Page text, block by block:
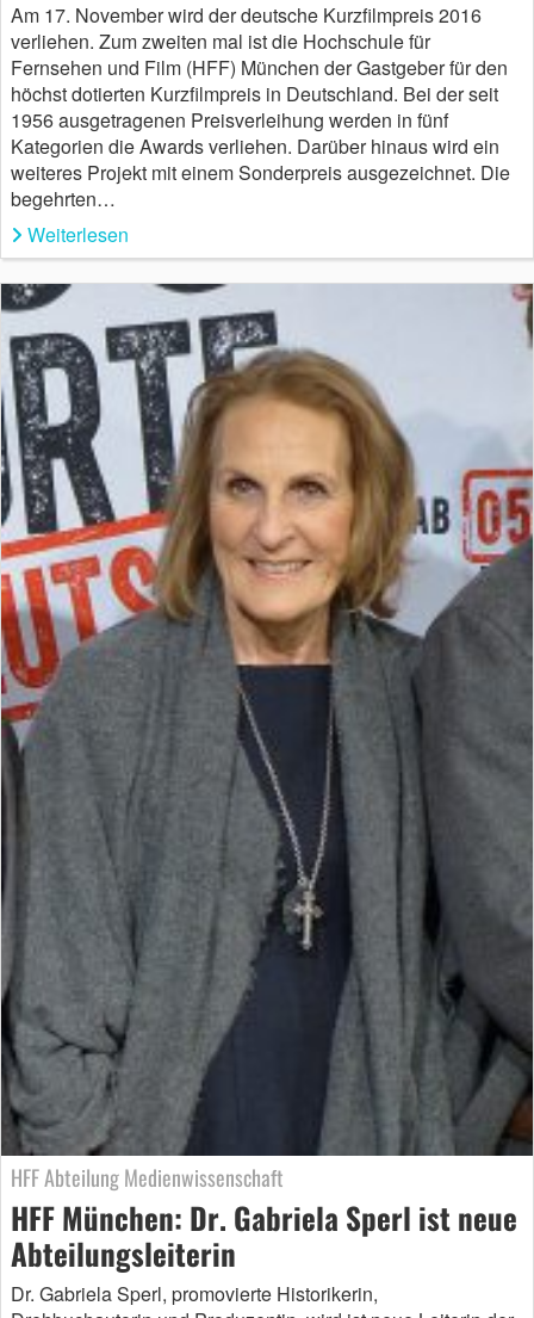
Am 17. November wird der deutsche Kurzfilmpreis 2016
verliehen. Zum zweiten mal ist die Hochschule für
Fernsehen und Film (HFF) München der Gastgeber für den
höchst dotierten Kurzfilmpreis in Deutschland. Bei der seit
1956 ausgetragenen Preisverleihung werden in fünf
Kategorien die Awards verliehen. Darüber hinaus wird ein
weiteres Projekt mit einem Sonderpreis ausgezeichnet. Die
begehrten…
Weiterlesen
HFF Abteilung Medienwissenschaft
HFF München: Dr. Gabriela Sperl ist neue
Abteilungsleiterin
Dr. Gabriela Sperl, promovierte Historikerin,